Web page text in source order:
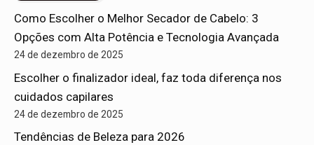
Como Escolher o Melhor Secador de Cabelo: 3
Opções com Alta Potência e Tecnologia Avançada
24 de dezembro de 2025
Escolher o finalizador ideal, faz toda diferença nos
cuidados capilares
24 de dezembro de 2025
Tendências de Beleza para 2026